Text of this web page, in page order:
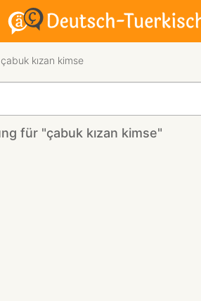
çabuk kızan kimse
für "çabuk kızan kimse"